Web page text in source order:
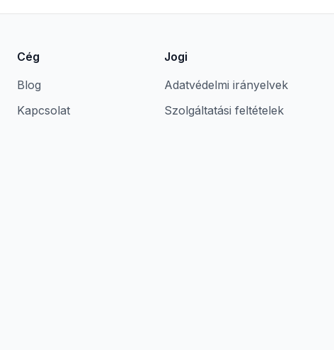
Cég
Blog
Kapcsolat
Jogi
Adatvédelmi irányelvek
Szolgáltatási feltételek